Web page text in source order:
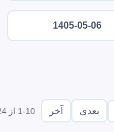
1405-05-06
بعدی آخر 1-10 از 3424